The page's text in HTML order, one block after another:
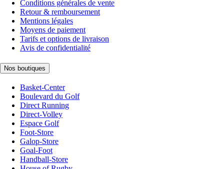
Conditions générales de vente
Retour & remboursement
Mentions légales
Moyens de paiement
Tarifs et options de livraison
Avis de confidentialité
Nos boutiques
Basket-Center
Boulevard du Golf
Direct Running
Direct-Volley
Espace Golf
Foot-Store
Galop-Store
Goal-Foot
Handball-Store